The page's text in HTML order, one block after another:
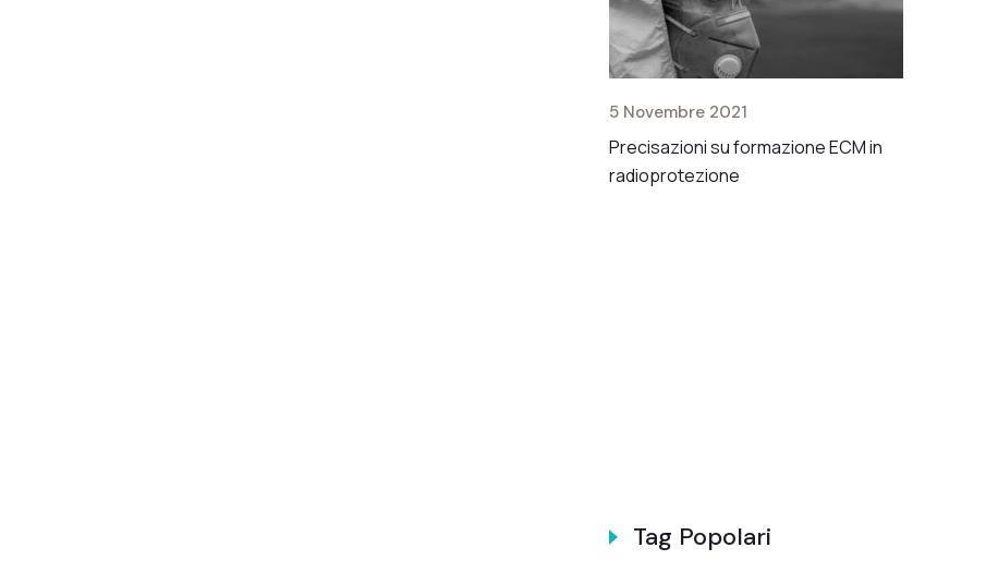
5 Novembre 2021
Precisazioni su formazione ECM in
radioprotezione
Tag Popolari